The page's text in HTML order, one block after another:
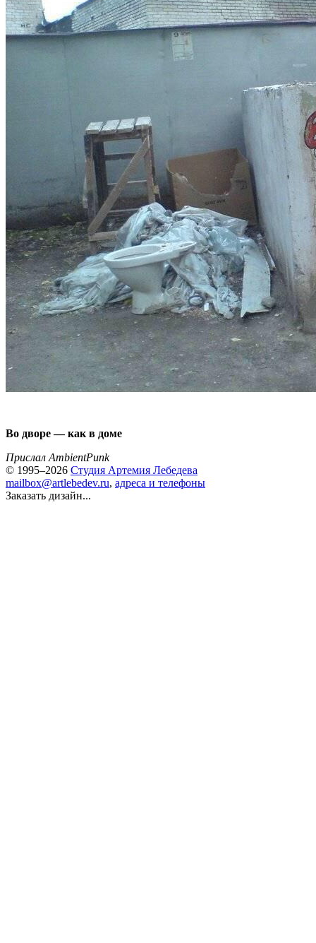
Во дворе — как в доме
Прислал AmbientPunk
© 1995–2026 Студия Артемия Лебедева
mailbox@artlebedev.ru, адреса и телефоны
Заказать дизайн...